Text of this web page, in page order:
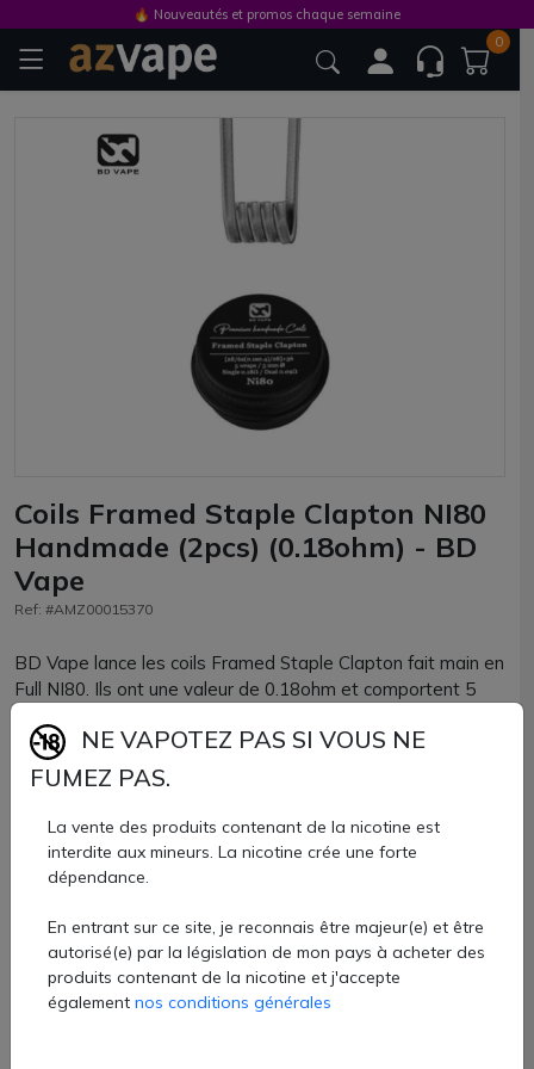
0
Coils Framed Staple Clapton NI80
Handmade (2pcs) (0.18ohm) - BD
Vape
Ref: #AMZ00015370
BD Vape lance les coils Framed Staple Clapton fait main en
Full NI80. Ils ont une valeur de 0.18ohm et comportent 5
parfaitement conçues pour des atomiseurs en DTL.
Coils Framed Staple Clapton Ni80 handmade BD Vape
vendus par lots de 2 pièces chez AZVape.
10,30 €
Quantité
AJOUTER À MON PANIER
🔥 Nouveautés et promos chaque semaine
NE VAPOTEZ PAS SI VOUS NE
FUMEZ PAS.
La vente des produits contenant de la nicotine est
interdite aux mineurs. La nicotine crée une forte
dépendance.
En entrant sur ce site, je reconnais être majeur(e) et être
autorisé(e) par la législation de mon pays à acheter des
produits contenant de la nicotine et j'accepte
également nos conditions générales